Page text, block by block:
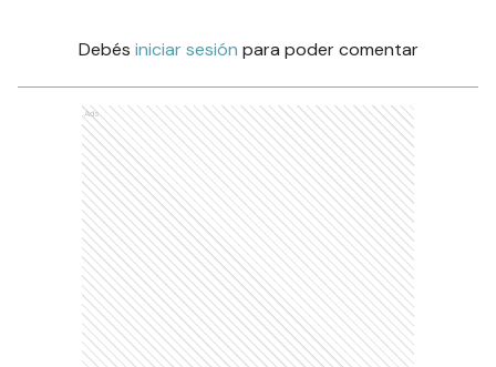
Debés iniciar sesión para poder comentar
Ads